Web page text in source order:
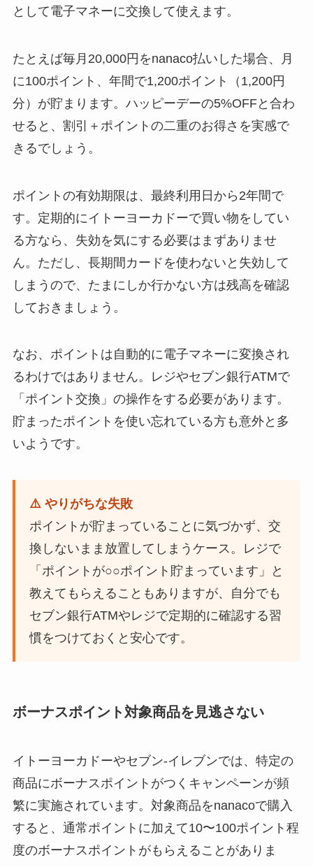
として電子マネーに交換して使えます。
たとえば毎月20,000円をnanaco払いした場合、月
に100ポイント、年間で1,200ポイント（1,200円
分）が貯まります。ハッピーデーの5%OFFと合わ
せると、割引＋ポイントの二重のお得さを実感で
きるでしょう。
ポイントの有効期限は、最終利用日から2年間で
す。定期的にイトーヨーカドーで買い物をしてい
る方なら、失効を気にする必要はまずありませ
ん。ただし、長期間カードを使わないと失効して
しまうので、たまにしか行かない方は残高を確認
しておきましょう。
なお、ポイントは自動的に電子マネーに変換され
るわけではありません。レジやセブン銀行ATMで
「ポイント交換」の操作をする必要があります。
貯まったポイントを使い忘れている方も意外と多
いようです。
⚠️ やりがちな失敗
ポイントが貯まっていることに気づかず、交
換しないまま放置してしまうケース。レジで
「ポイントが○○ポイント貯まっています」と
教えてもらえることもありますが、自分でも
セブン銀行ATMやレジで定期的に確認する習
慣をつけておくと安心です。
ボーナスポイント対象商品を見逃さない
イトーヨーカドーやセブン-イレブンでは、特定の
商品にボーナスポイントがつくキャンペーンが頻
繁に実施されています。対象商品をnanacoで購入
すると、通常ポイントに加えて10〜100ポイント程
度のボーナスポイントがもらえることがありま